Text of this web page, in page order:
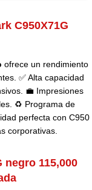
C950X71G
ofrece un rendimiento
✅ Alta capacidad
💼 Impresiones
♻️ Programa de
perfecta con C950
corporativas.
negro 115,000